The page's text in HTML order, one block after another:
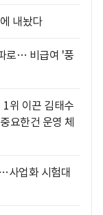
내놨다
로… 비급여 '풍
위 이끈 김태수
요한건 운영 체
사업화 시험대